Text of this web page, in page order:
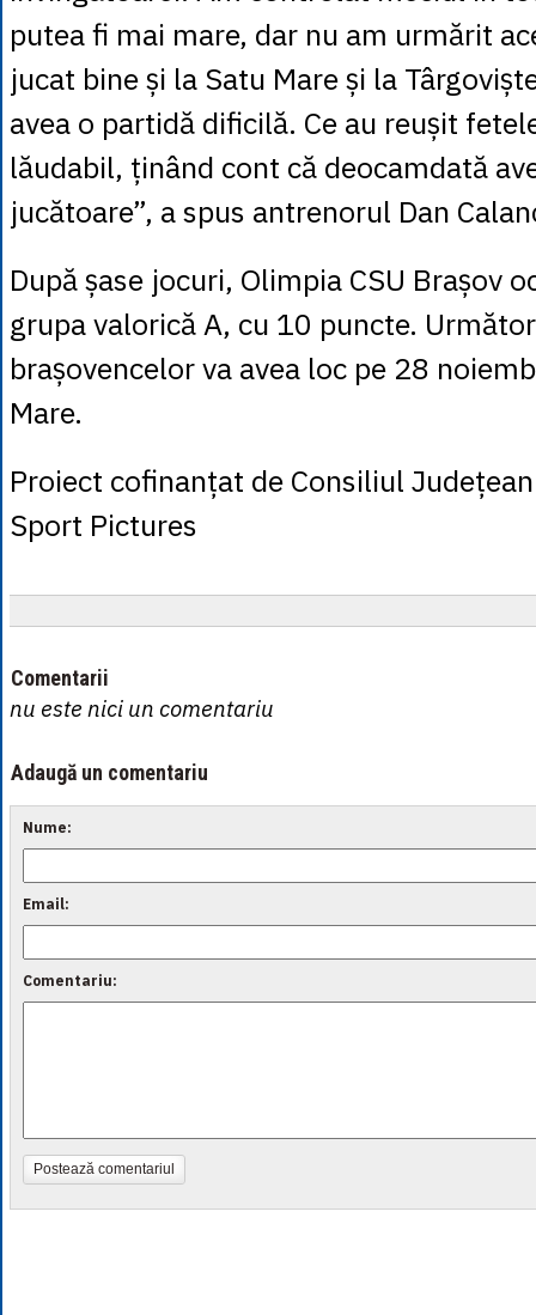
putea fi mai mare, dar nu am urmărit
jucat bine și la Satu Mare și la
avea o partidă dificilă. Ce au reușit
lăudabil, ținând cont că deocamdată
jucătoare”, a spus antrenorul Dan
După șase jocuri, Olimpia CSU Brașov
grupa valorică A, cu 10 puncte.
brașovencelor va avea loc pe 28
Mare.
Proiect cofinanțat de Consiliul Județean
Sport Pictures
Comentarii
nu este nici un comentariu
Adaugă un comentariu
Nume:
Email:
Comentariu:
Postează comentariul